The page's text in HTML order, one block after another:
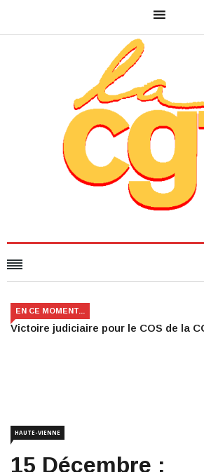
EN CE MOMENT...
Victoire judiciaire pour le COS de la
HAUTE-VIENNE
15 Décembre :